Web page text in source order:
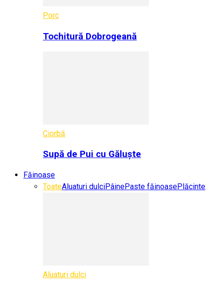
Porc
Tochitură Dobrogeană
Ciorbă
Supă de Pui cu Găluște
Făinoase
ToateAluaturi dulciPâinePaste făinoasePlăcinte
Aluaturi dulci